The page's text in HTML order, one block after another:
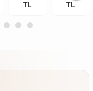
Damla
10 gr
TL
Zerdeçal
TL